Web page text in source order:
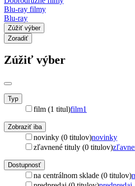
Blu-ray filmy
Blu-ray
Zúžiť výber
Zoradiť
Zúžiť výber
Typ
film (1 titul)film1
Zobraziť iba
novinky (0 titulov)novinky
zľavnené tituly (0 titulov)
Dostupnosť
na centrálnom sklade (0 titulov)